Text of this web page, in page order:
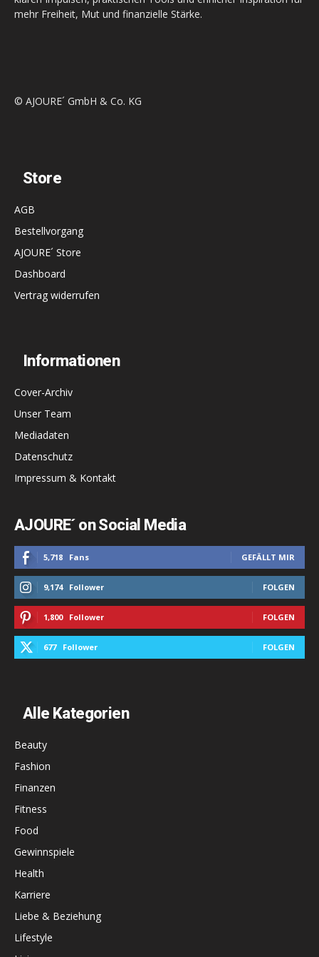
mehr Freiheit, Mut und finanzielle Stärke.
© AJOURE´ GmbH & Co. KG
Store
AGB
Bestellvorgang
AJOURE´ Store
Dashboard
Vertrag widerrufen
Informationen
Cover-Archiv
Unser Team
Mediadaten
Datenschutz
Impressum & Kontakt
AJOURE´ on Social Media
5,718 Fans GEFÄLLT MIR
9,174 Follower FOLGEN
1,800 Follower FOLGEN
677 Follower FOLGEN
Alle Kategorien
Beauty
Fashion
Finanzen
Fitness
Food
Gewinnspiele
Health
Karriere
Liebe & Beziehung
Lifestyle